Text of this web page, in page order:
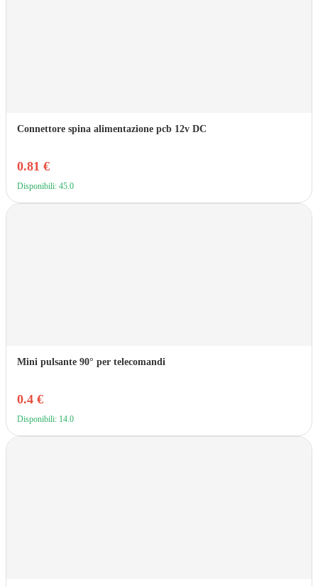
Connettore spina alimentazione pcb 12v DC
0.81 €
Disponibili: 45.0
Mini pulsante 90° per telecomandi
0.4 €
Disponibili: 14.0